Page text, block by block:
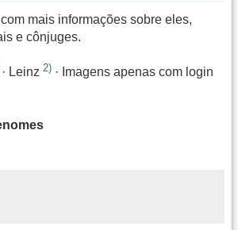
mais informações sobre eles,
e cônjuges.
· Leinz 2) · Imagens apenas com login